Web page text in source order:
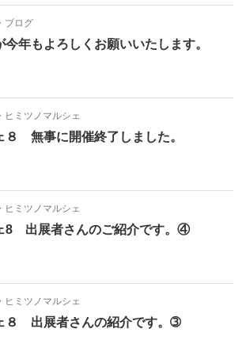
・ ブログ
年もよろしくお願いいたします。
・ ヒミツノマルシェ
８ 無事に開催終了しました。
・ ヒミツノマルシェ
8 出展者さんのご紹介です。④
・ ヒミツノマルシェ
８ 出展者さんの紹介です。➂